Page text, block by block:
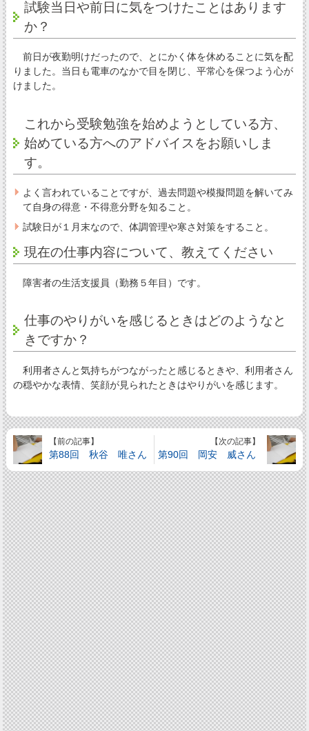
試験当日や前日に気をつけたことはあります
か？
前日が夜勤明けだったので、とにかく体を休めることに気を配
りました。当日も電車のなかで目を閉じ、平常心を保つよう心が
けました。
これから受験勉強を始めようとしている方、
始めている方へのアドバイスをお願いしま
す。
よく言われていることですが、過去問題や模擬問題を解いてみ
て自身の得意・不得意分野を知ること。
試験日が１月末なので、体調管理や寒さ対策をすること。
現在の仕事内容について、教えてください
障害者の生活支援員（勤務５年目）です。
仕事のやりがいを感じるときはどのようなと
きですか？
利用者さんと気持ちがつながったと感じるときや、利用者さん
の穏やかな表情、笑顔が見られたときはやりがいを感じます。
【前の記事】
第88回 秋谷 唯さん
【次の記事】
第90回 岡安 威さん